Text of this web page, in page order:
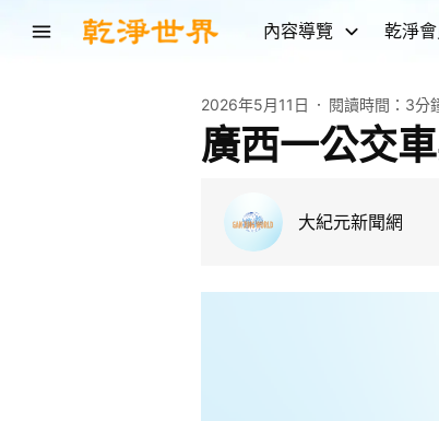
內容導覽 乾淨會
2026年5月11日 閱讀時間： 3分
廣西一公交
大紀元新聞網